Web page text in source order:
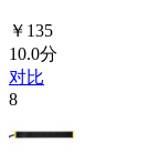
￥135
10.0分
对比
8